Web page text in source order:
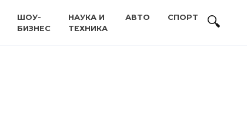
ШОУ-
БИЗНЕС
НАУКА И
ТЕХНИКА
АВТО СПОРТ